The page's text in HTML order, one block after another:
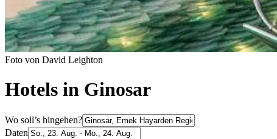
Foto von David Leighton
Hotels in Ginosar
Wo soll’s hingehen?
Daten